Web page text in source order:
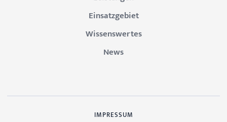
Einsatzgebiet
Wissenswertes
News
IMPRESSUM